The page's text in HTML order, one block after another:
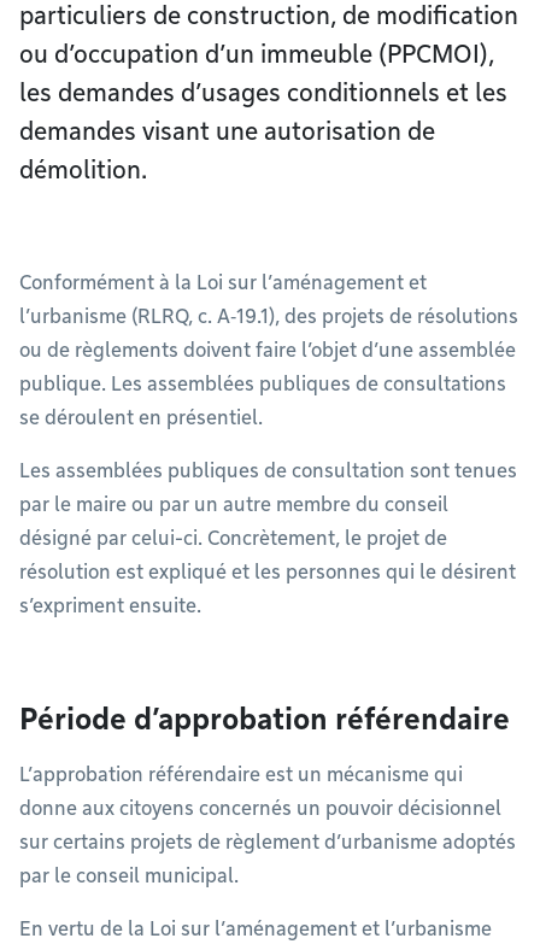
particuliers de construction, de modification
ou d’occupation d’un immeuble (PPCMOI),
les demandes d’usages conditionnels et les
demandes visant une autorisation de
démolition.
Conformément à la Loi sur l’aménagement et
l’urbanisme (RLRQ, c. A‑19.1), des projets de résolutions
ou de règlements doivent faire l’objet d’une assemblée
publique. Les assemblées publiques de consultations
se déroulent en présentiel.
Les assemblées publiques de consultation sont tenues
par le maire ou par un autre membre du conseil
désigné par celui-ci. Concrètement, le projet de
résolution est expliqué et les personnes qui le désirent
s’expriment ensuite.
Période d’approbation référendaire
L’approbation référendaire est un mécanisme qui
donne aux citoyens concernés un pouvoir décisionnel
sur certains projets de règlement d’urbanisme adoptés
par le conseil municipal.
En vertu de la Loi sur l’aménagement et l’urbanisme